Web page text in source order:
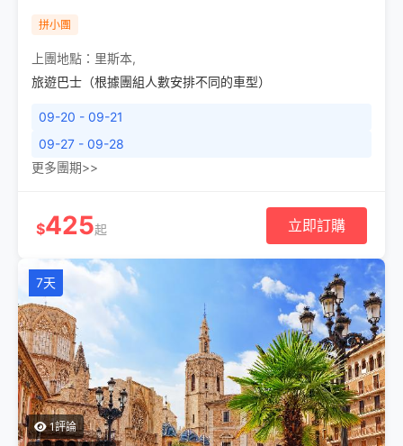
拼小團
上團地點： 里斯本,
旅遊巴士（根據團組人數安排不同的車型）
09-20 - 09-21
09-27 - 09-28
更多團期>>
$425起 立即訂購
7天
1評論